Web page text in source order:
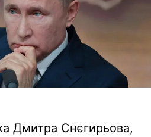
Дмитра Снєгирьова,